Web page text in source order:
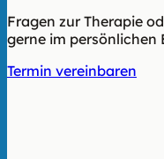
Fragen zur Therapie
gerne im persönlichen
Termin vereinbaren